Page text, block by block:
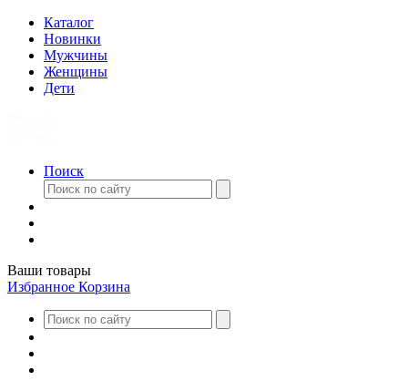
Каталог
Новинки
Мужчины
Женщины
Дети
Поиск
Ваши товары
Избранное Корзина